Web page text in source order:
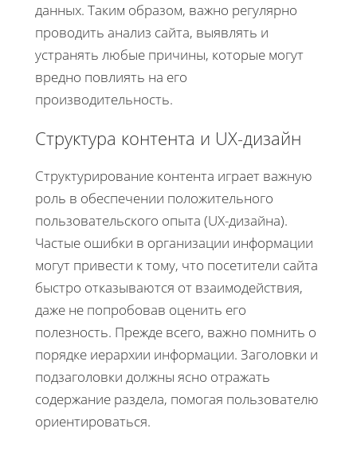
данных. Таким образом, важно регулярно
проводить анализ сайта, выявлять и
устранять любые причины, которые могут
вредно повлиять на его
производительность.
Структура контента и UX-дизайн
Структурирование контента играет важную
роль в обеспечении положительного
пользовательского опыта (UX-дизайна).
Частые ошибки в организации информации
могут привести к тому, что посетители сайта
быстро отказываются от взаимодействия,
даже не попробовав оценить его
полезность. Прежде всего, важно помнить о
порядке иерархии информации. Заголовки и
подзаголовки должны ясно отражать
содержание раздела, помогая пользователю
ориентироваться.